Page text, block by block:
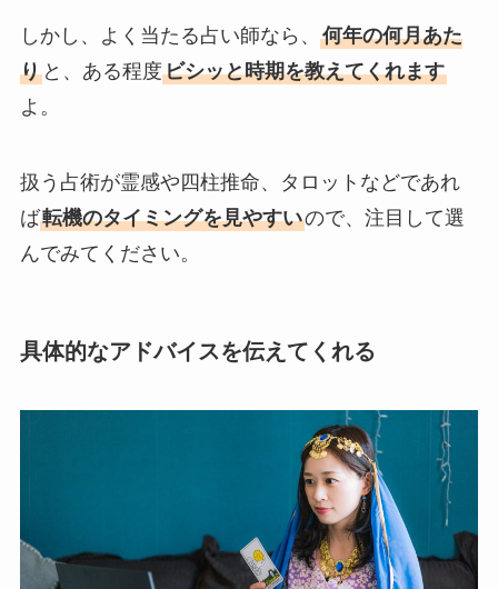
しかし、よく当たる占い師なら、 何年の何月あた
りと、ある程度ビシッと時期を教えてくれます
よ。
扱う占術が霊感や四柱推命、タロットなどであれ
ば転機のタイミングを見やすいので、注目して選
んでみてください。
具体的なアドバイスを伝えてくれる